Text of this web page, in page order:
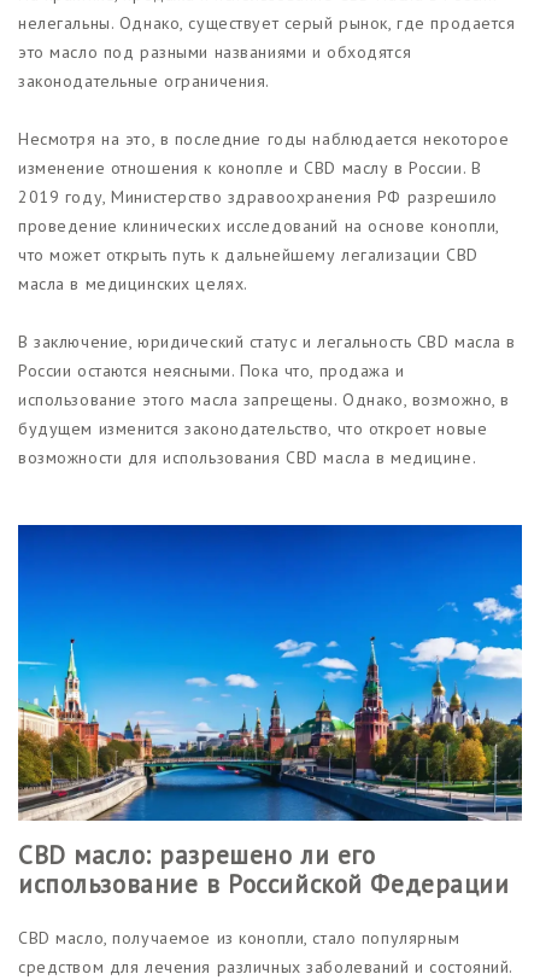
нелегальны. Однако, существует серый рынок, где продается
это масло под разными названиями и обходятся
законодательные ограничения.
Несмотря на это, в последние годы наблюдается некоторое
изменение отношения к конопле и CBD маслу в России. В
2019 году, Министерство здравоохранения РФ разрешило
проведение клинических исследований на основе конопли,
что может открыть путь к дальнейшему легализации CBD
масла в медицинских целях.
В заключение, юридический статус и легальность CBD масла в
России остаются неясными. Пока что, продажа и
использование этого масла запрещены. Однако, возможно, в
будущем изменится законодательство, что откроет новые
возможности для использования CBD масла в медицине.
CBD масло: разрешено ли его
использование в Российской Федерации
CBD масло, получаемое из конопли, стало популярным
средством для лечения различных заболеваний и состояний.